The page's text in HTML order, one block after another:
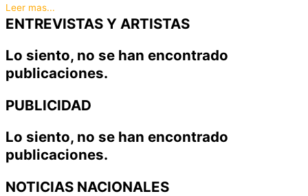
Leer mas...
ENTREVISTAS Y ARTISTAS
Lo siento, no se han encontrado
publicaciones.
PUBLICIDAD
Lo siento, no se han encontrado
publicaciones.
NOTICIAS NACIONALES